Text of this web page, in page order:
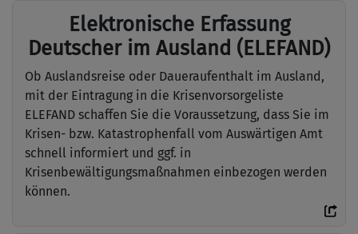
Elektronische Erfassung
Deutscher im Ausland (ELEFAND)
Ob Auslandsreise oder Daueraufenthalt im Ausland,
mit der Eintragung in die Krisenvorsorgeliste
ELEFAND schaffen Sie die Voraussetzung, dass Sie im
Krisen- bzw. Katastrophenfall vom Auswärtigen Amt
schnell informiert und ggf. in
Krisenbewältigungsmaßnahmen einbezogen werden
können.